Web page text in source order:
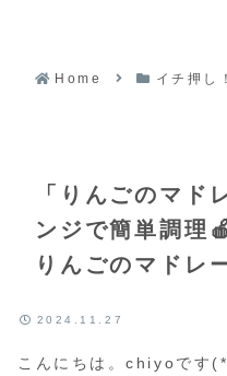
Home イチ押し
「りんごのマド
ンジで簡単調理
りんごのマドレ
2024.11.27
こんにちは。chiyoです